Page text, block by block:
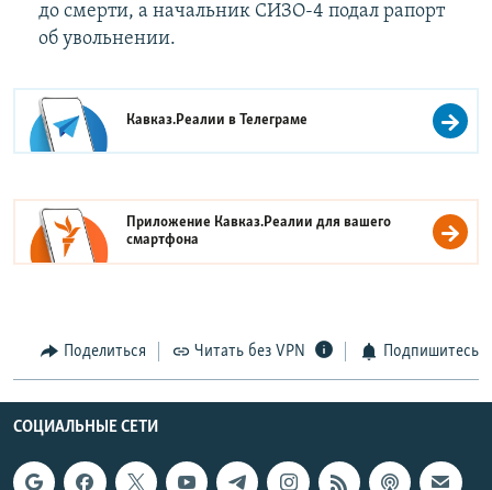
до смерти, а начальник СИЗО-4 подал рапорт
об увольнении.
Кавказ.Реалии вТелеграме
Приложение Кавказ.Реалии для вашего
смартфона
Поделиться Читать без VPN Подпишитесь
СОЦИАЛЬНЫЕ СЕТИ